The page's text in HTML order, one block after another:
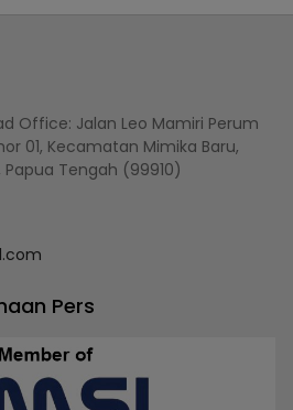
Office: Jalan Leo Mamiri Perum
01, Kecamatan Mimika Baru,
Tengah (99910)
Pers